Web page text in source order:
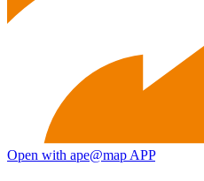
Open with ape@map APP